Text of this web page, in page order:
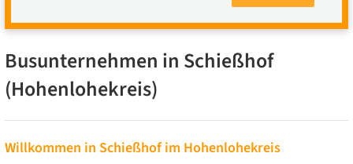
Busunternehmen in Schießhof
(Hohenlohekreis)
Willkommen in Schießhof im Hohenlohekreis